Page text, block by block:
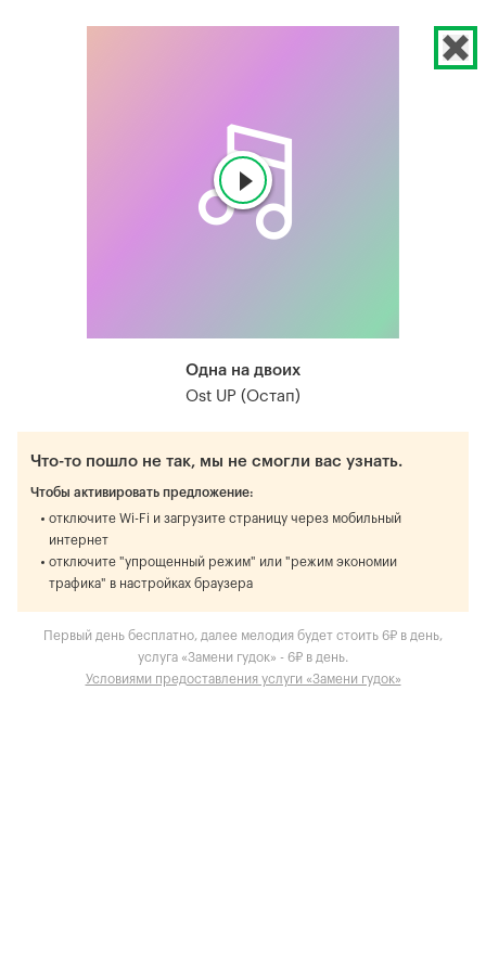
Одна на двоих
Ost UP (Остап)
Что-то пошло не так, мы не смогли вас узнать.
Чтобы активировать предложение:
отключите Wi-Fi и загрузите страницу через мобильный
интернет
отключите "упрощенный режим" или "режим экономии
трафика" в настройках браузера
Первый день бесплатно, далее мелодия будет стоить 6₽ в день,
услуга «Замени гудок» - 6₽ в день.
Условиями предоставления услуги «Замени гудок»